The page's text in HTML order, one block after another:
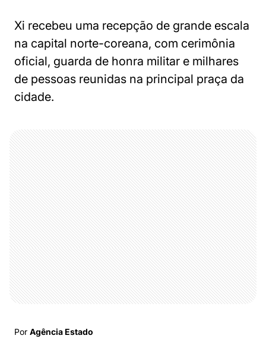
Xi recebeu uma recepção de grande escala
na capital norte-coreana, com cerimônia
oficial, guarda de honra militar e milhares
de pessoas reunidas na principal praça da
cidade.
Por Agência Estado